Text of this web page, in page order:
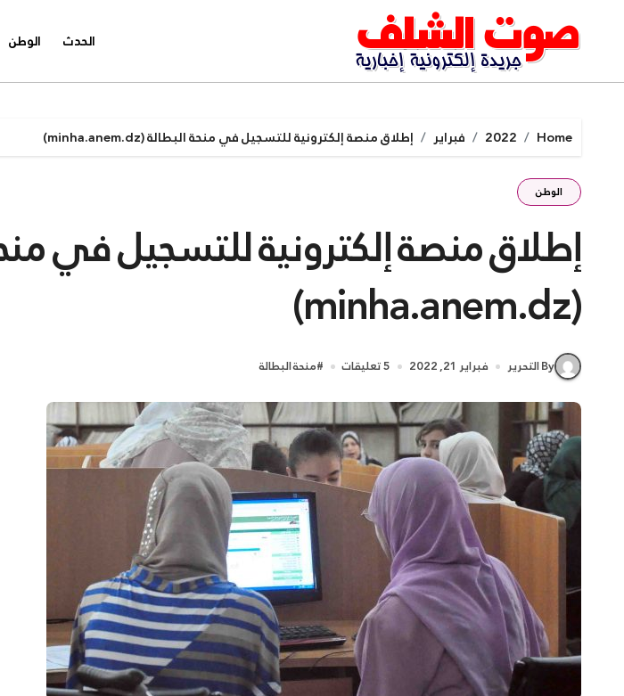
content
الحدث الوطن
Home
2022 فبراير إطلاق منصة إلكترونية للتسجيل في منحة البطالة (minha.anem.dz)
الوطن
إطلاق منصة إلكترونية للتسجيل في
(minha.anem.dz)
By التحرير فبراير 21, 2022 5 تعليقات #منحة البطالة